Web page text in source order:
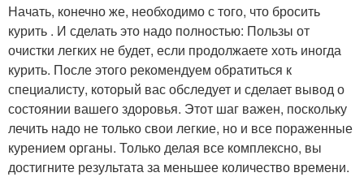
Начать, конечно же, необходимо с того, что бросить
курить . И сделать это надо полностью: Пользы от
очистки легких не будет, если продолжаете хоть иногда
курить. После этого рекомендуем обратиться к
специалисту, который вас обследует и сделает вывод о
состоянии вашего здоровья. Этот шаг важен, поскольку
лечить надо не только свои легкие, но и все пораженные
курением органы. Только делая все комплексно, вы
достигните результата за меньшее количество времени.